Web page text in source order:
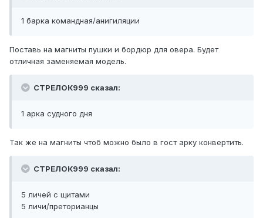
1 барка командная/анигиляции
Поставь на магниты пушки и бордюр для овера. Будет
отличная заменяемая модель.
СТРЕЛОК999 сказал:
1 арка судного дня
Так же на магниты чтоб можно было в гост арку конвертить.
СТРЕЛОК999 сказал:
5 личей с щитами
5 личи/преторианцы